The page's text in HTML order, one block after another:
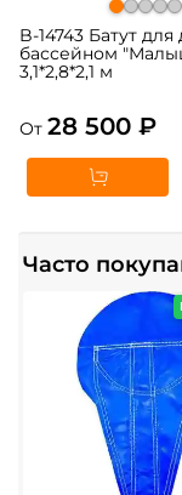
B-14743 Батут для
бассейном
3,1*2,8*2,1 м
От 28 500 ₽
Часто